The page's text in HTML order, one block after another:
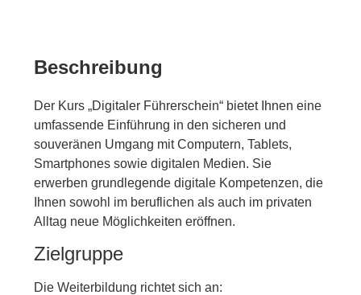
Beschreibung
Der Kurs „Digitaler Führerschein“ bietet Ihnen eine
umfassende Einführung in den sicheren und
souveränen Umgang mit Computern, Tablets,
Smartphones sowie digitalen Medien. Sie
erwerben grundlegende digitale Kompetenzen, die
Ihnen sowohl im beruflichen als auch im privaten
Alltag neue Möglichkeiten eröffnen.
Zielgruppe
Die Weiterbildung richtet sich an: